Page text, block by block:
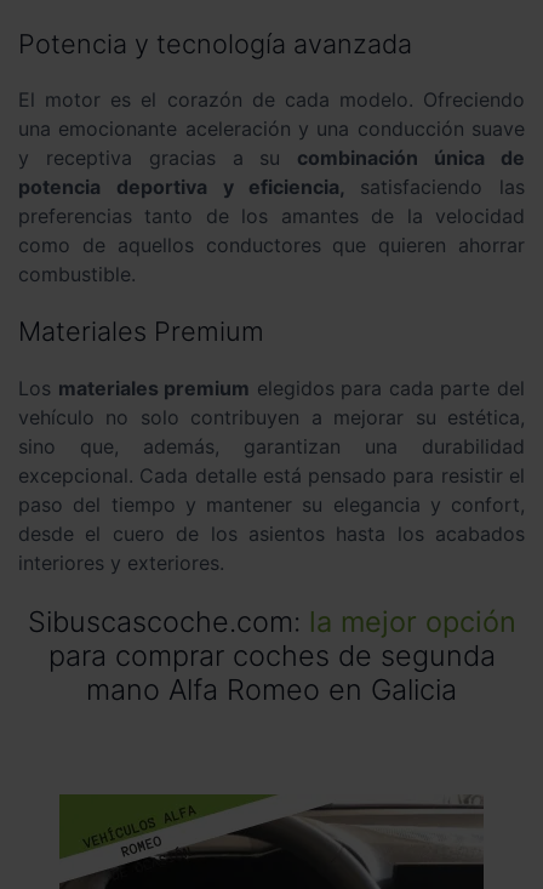
Potencia y tecnología avanzada
El motor es el corazón de cada modelo. Ofreciendo
una emocionante aceleración y una conducción suave
y receptiva gracias a su combinación única de
potencia deportiva y eficiencia, satisfaciendo las
preferencias tanto de los amantes de la velocidad
como de aquellos conductores que quieren ahorrar
combustible.
Materiales Premium
Los materiales premium elegidos para cada parte del
vehículo no solo contribuyen a mejorar su estética,
sino que, además, garantizan una durabilidad
excepcional. Cada detalle está pensado para resistir el
paso del tiempo y mantener su elegancia y confort,
desde el cuero de los asientos hasta los acabados
interiores y exteriores.
Sibuscascoche.com: la mejor opción
para comprar coches de segunda
mano Alfa Romeo en Galicia